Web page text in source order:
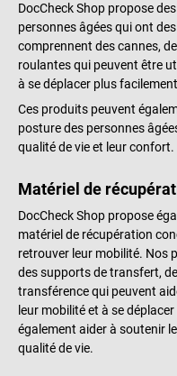
DocCheck Shop propose
personnes âgées qui ont
comprennent des cannes,
roulantes qui peuvent être
à se déplacer plus
Ces produits peuvent
posture des personnes
qualité de vie et leur confort.
Matériel de
DocCheck Shop propose
matériel de récupération
retrouver leur mobilité. Nos
des supports de transfert,
transférence qui peuvent
leur mobilité et à se
également aider à soutenir
qualité de vie.